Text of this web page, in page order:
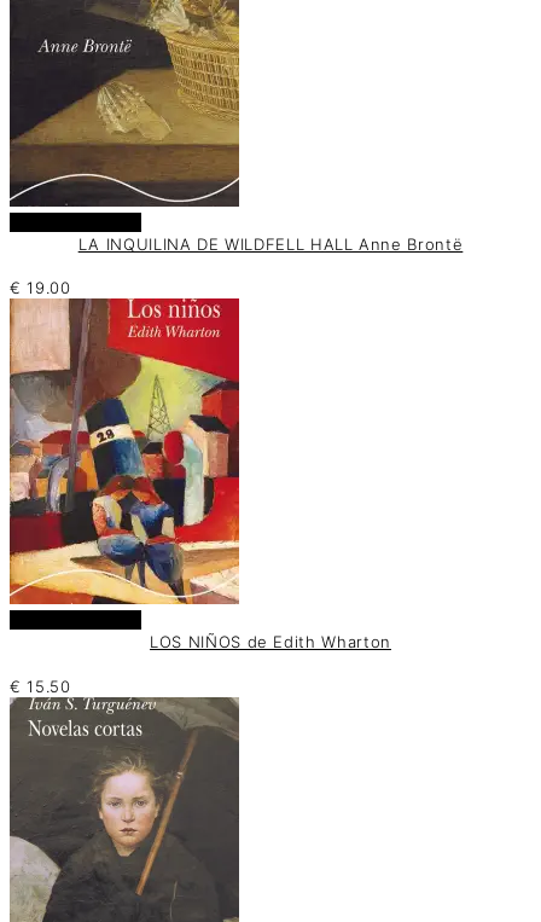
LA INQUILINA DE WILDFELL HALL Anne Brontë
€ 19.00
LOS NIÑOS de Edith Wharton
€ 15.50